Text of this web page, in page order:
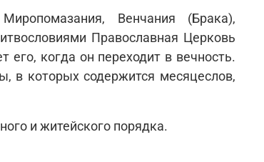
Венчания (Брака),
Православная Церковь
его, когда он переходит в вечность.
в которых содержится месяцеслов,
и житейского порядка.